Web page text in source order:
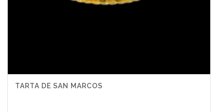
TARTA DE SAN MARCOS